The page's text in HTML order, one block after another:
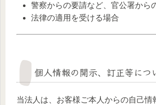
警察からの要請など、官公署から
法律の適用を受ける場合
個人情報の開示、訂正等につ
当法人は、お客様ご本人からの自己情